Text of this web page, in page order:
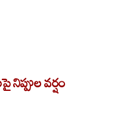
నిప్పుల వర్షం